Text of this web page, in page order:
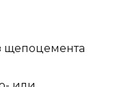
щепоцемента